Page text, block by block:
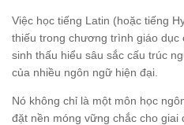
Việc học tiếng Latin (hoặc tiếng
thiếu trong chương trình giáo dục
sinh thấu hiểu sâu sắc cấu trúc
của nhiều ngôn ngữ hiện đại.
Nó không chỉ là một môn học
đặt nền móng vững chắc cho giai